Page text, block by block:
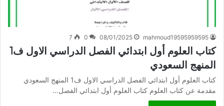
mahmoud19595959595
08/01/2025
0
7
كتاب العلوم أول ابتدائي الفصل الدراسي الاول ف1
المنهج السعودي
كتاب العلوم أول ابتدائي الفصل الدراسي الاول ف1 المنهج السعودي
مقدمة عن كتاب العلوم كتاب العلوم أول ابتدائي الفصل…